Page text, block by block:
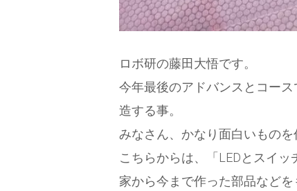
ロボ研の藤田大悟です。
今年最後のアドバンスとコー
造する事。
みなさん、かなり面白いものを
こちらからは、「LEDとスイッ
家から今まで作った部品などを